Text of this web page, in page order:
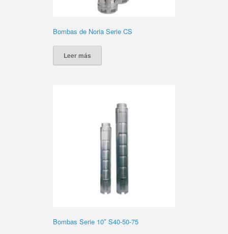
Bombas de Noria Serie CS
Leer más
Bombas Serie 10″ S40-50-75